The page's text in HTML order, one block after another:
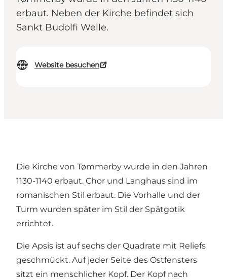
erbaut. Neben der Kirche befindet sich
Sankt Budolfi Welle.
Website besuchen
Die Kirche von Tømmerby wurde in den Jahren
1130-1140 erbaut. Chor und Langhaus sind im
romanischen Stil erbaut. Die Vorhalle und der
Turm wurden später im Stil der Spätgotik
errichtet.
Die Apsis ist auf sechs der Quadrate mit Reliefs
geschmückt. Auf jeder Seite des Ostfensters
sitzt ein menschlicher Kopf. Der Kopf nach